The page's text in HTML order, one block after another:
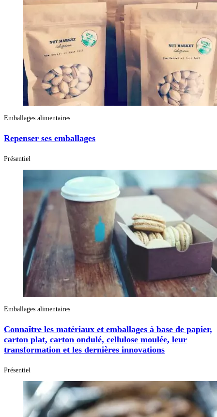
Emballages alimentaires
Repenser ses emballages
Présentiel
Emballages alimentaires
Connaître les matériaux et emballages à base de papier,
carton plat, carton ondulé, cellulose moulée, leur
transformation et les dernières innovations
Présentiel